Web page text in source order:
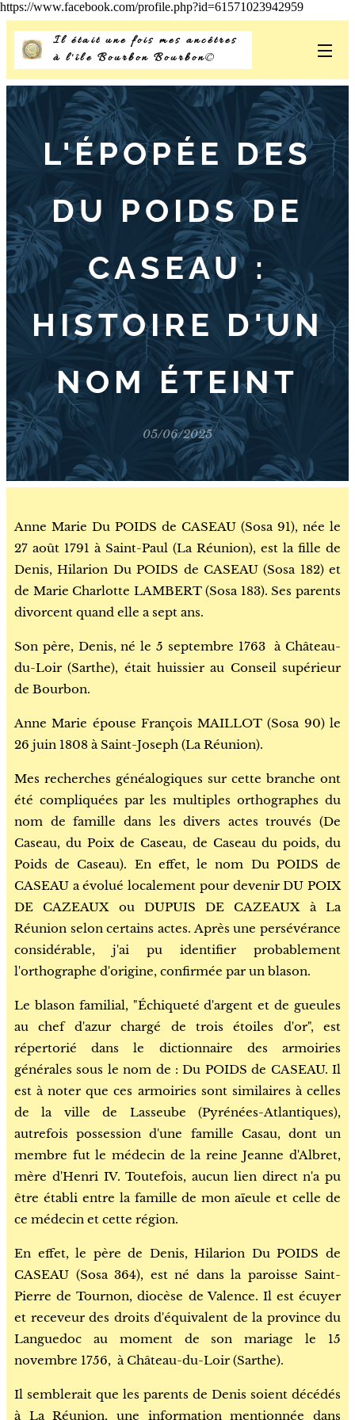
https://www.facebook.com/profile.php?id=61571023942959
Il était une fois mes ancêtres
à l'île Bourbon Bourbon©
L'ÉPOPÉE DES
DU POIDS DE
CASEAU :
HISTOIRE D'UN
NOM ÉTEINT
05/06/2025
Anne Marie Du POIDS de CASEAU (Sosa 91), née le
27 août 1791 à Saint-Paul (La Réunion), est la fille de
Denis, Hilarion Du POIDS de CASEAU (Sosa 182) et
de Marie Charlotte LAMBERT (Sosa 183). Ses parents
divorcent quand elle a sept ans.
Son père, Denis, néle 5 septembre 1763 à Château-
du-Loir (Sarthe), était huissier au Conseil supérieur
de Bourbon.
Anne Marie épouse François MAILLOT (Sosa 90) le
26 juin 1808 à Saint-Joseph (La Réunion).
Mes recherches généalogiques sur cette branche ont
été compliquées par les multiples orthographes du
nom de famille dans les divers actes trouvés (De
Caseau, du Poix de Caseau, de Caseau du poids, du
Poids de Caseau). En effet, le nom Du POIDS de
CASEAU a évolué localement pour devenir DU POIX
DE CAZEAUX ou DUPUIS DE CAZEAUX à La
Réunion selon certains actes. Après une persévérance
considérable, j'ai pu identifier probablement
l'orthographe d'origine, confirmée par un blason.
Le blason familial, "Échiqueté d'argent et de gueules
au chef d'azur chargé de trois étoiles d'or", est
répertorié dans le dictionnaire des armoiries
générales sous le nom de : Du POIDS de CASEAU. Il
est à noter que ces armoiries sont similaires à celles
de la ville de Lasseube (Pyrénées-Atlantiques),
autrefois possession d'une famille Casau, dont un
membre fut le médecin de la reine Jeanne d'Albret,
mère d'Henri IV. Toutefois, aucun lien direct n'a pu
être établi entre la famille de mon aïeule et celle de
ce médecin et cette région.
En effet, le père de Denis, Hilarion Du POIDS de
CASEAU (Sosa 364), est né dans la paroisse Saint-
Pierre de Tournon, diocèse de Valence. Il est écuyer
et receveur des droits d'équivalent de la province du
Languedoc au moment de son mariage
le 15
novembre 1756, à Château-du-Loir (Sarthe).
Il semblerait que les parents de Denis soient décédés
à La Réunion, une information mentionnée dans